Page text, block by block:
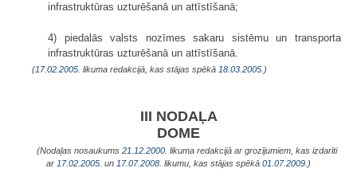
infrastruktūras uzturēšanā un attīstīšanā;
4) piedalās valsts nozīmes sakaru sistēmu un transporta
infrastruktūras uzturēšanā un attīstīšanā.
(17.02.2005. likuma redakcijā, kas stājas spēkā 18.03.2005.)
III NODAĻA
DOME
(Nodaļas nosaukums 21.12.2000. likuma redakcijā ar grozījumiem, kas izdarīti
ar 17.02.2005. un 17.07.2008 . likumu, kas stājas spēkā 01.07.2009. )